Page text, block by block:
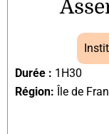
Durée : 1H30
Région: Île de